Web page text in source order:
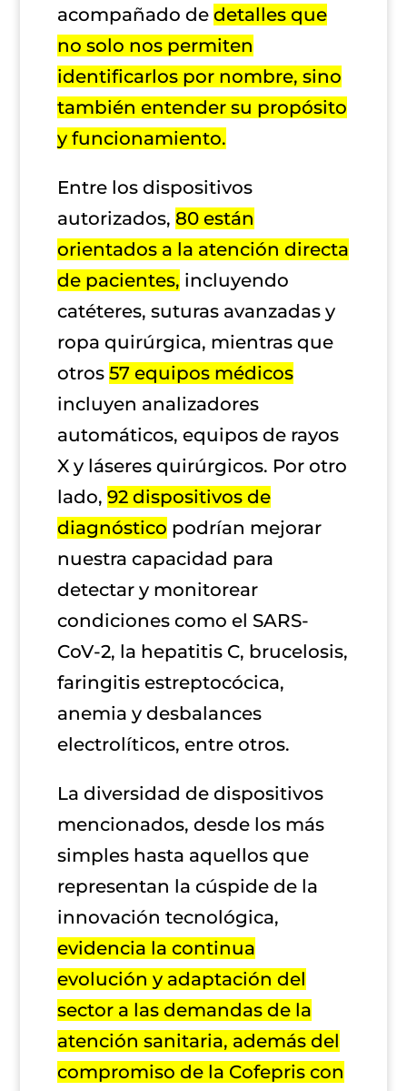
acompañado de detalles que
no solo nos permiten
identificarlos por nombre, sino
también entender su propósito
y funcionamiento.
Entre los dispositivos
autorizados, 80 están
orientados a la atención directa
de pacientes, incluyendo
catéteres, suturas avanzadas y
ropa quirúrgica, mientras que
otros 57 equipos médicos
incluyen analizadores
automáticos, equipos de rayos
X y láseres quirúrgicos. Por otro
lado, 92 dispositivos de
diagnóstico podrían mejorar
nuestra capacidad para
detectar y monitorear
condiciones como el SARS-
CoV-2, la hepatitis C, brucelosis,
faringitis estreptocócica,
anemia y desbalances
electrolíticos, entre otros.
La diversidad de dispositivos
mencionados, desde los más
simples hasta aquellos que
representan la cúspide de la
innovación tecnológica,
evidencia la continua
evolución y adaptación del
sector a las demandas de la
atención sanitaria, además del
compromiso de la Cofepris con